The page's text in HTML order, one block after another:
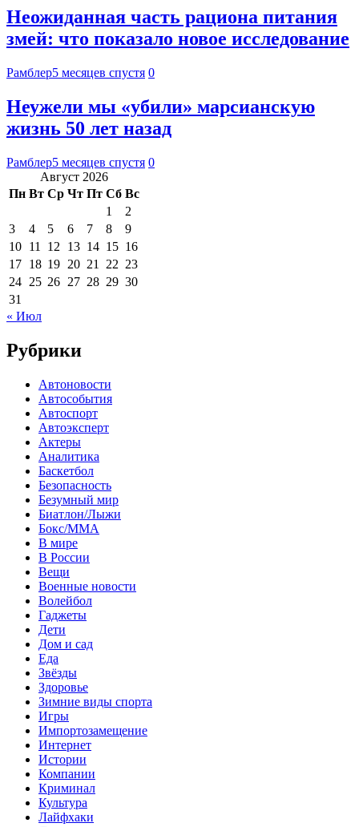
Неожиданная часть рациона питания
змей: что показало новое исследование
Рамблер5 месяцев спустя 0
Неужели мы «убили» марсианскую
жизнь 50 лет назад
Рамблер5 месяцев спустя 0
Август 2026
Пн Вт Ср Чт Пт Сб Вс
1
2
3
4 5 6 7 8
9
10 11 12 13 14 15 16
17 18 19 20 21 22 23
24 25 26 27 28 29 30
31
« Июл
Рубрики
Автоновости
Автособытия
Автоспорт
Автоэксперт
Актеры
Аналитика
Баскетбол
Безопасность
Безумный мир
Биатлон/Лыжи
Бокс/MMA
В мире
В России
Вещи
Военные новости
Волейбол
Гаджеты
Дети
Дом и сад
Еда
Звёзды
Здоровье
Зимние виды спорта
Игры
Импортозамещение
Интернет
Истории
Компании
Криминал
Культура
Лайфхаки